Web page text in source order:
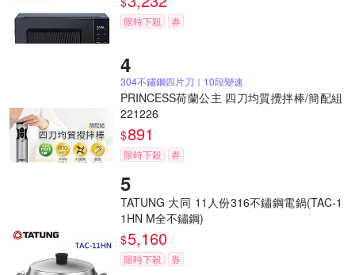
限時下殺 券
304不鏽鋼四片刀｜10段變速
PRINCESS荷蘭公主 四刀均質攪拌棒/簡配組
221226
$891
限時下殺 券
TATUNG 大同 11人份316不鏽鋼電鍋(TAC-1
1HN M全不鏽鋼)
$5,160
限時下殺 券